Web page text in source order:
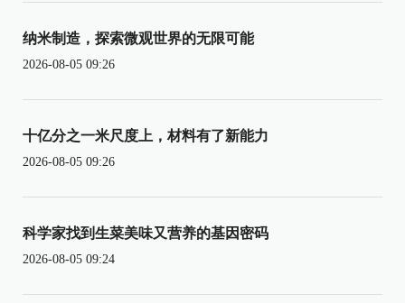
纳米制造，探索微观世界的无限可能
2026-08-05 09:26
十亿分之一米尺度上，材料有了新能力
2026-08-05 09:26
科学家找到生菜美味又营养的基因密码
2026-08-05 09:24